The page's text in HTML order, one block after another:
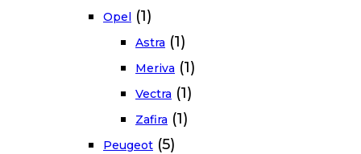
Opel (1)
Astra (1)
Meriva (1)
Vectra (1)
Zafira (1)
Peugeot (5)